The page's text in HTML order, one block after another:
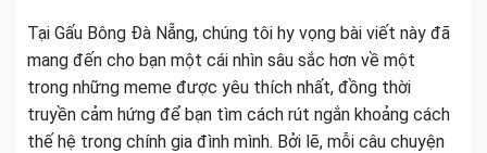
Tại Gấu Bông Đà Nẵng, chúng tôi hy vọng bài viết này đã
mang đến cho bạn một cái nhìn sâu sắc hơn về một
trong những meme được yêu thích nhất, đồng thời
truyền cảm hứng để bạn tìm cách rút ngắn khoảng cách
thế hệ trong chính gia đình mình. Bởi lẽ, mỗi câu chuyện